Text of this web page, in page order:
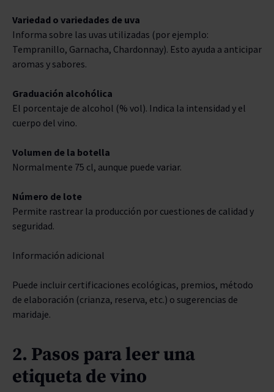
Variedad o variedades de uva
Informa sobre las uvas utilizadas (por ejemplo:
Tempranillo, Garnacha, Chardonnay). Esto ayuda a anticipar
aromas y sabores.
Graduación alcohólica
El porcentaje de alcohol (% vol). Indica la intensidad y el
cuerpo del vino.
Volumen de la botella
Normalmente 75 cl, aunque puede variar.
Número de lote
Permite rastrear la producción por cuestiones de calidad y
seguridad.
Información adicional
Puede incluir certificaciones ecológicas, premios, método
de elaboración (crianza, reserva, etc.) o sugerencias de
maridaje.
2. Pasos para leer una
etiqueta de vino